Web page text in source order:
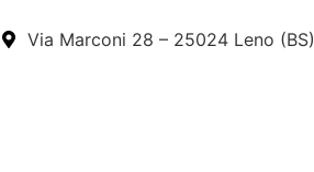
Via Marconi 28 – 25024 Leno (BS)